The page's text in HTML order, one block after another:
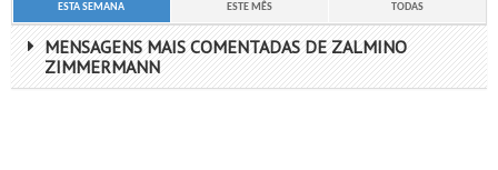
ESTA SEMANA ESTE MÊS TODAS
MENSAGENS MAIS COMENTADAS DE ZALMINO
ZIMMERMANN